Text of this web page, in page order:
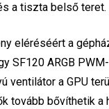
a tiszta belső teret.
eléréséért a
SF120 ARGB
ventilátor a GPU
tovább bővíthetik